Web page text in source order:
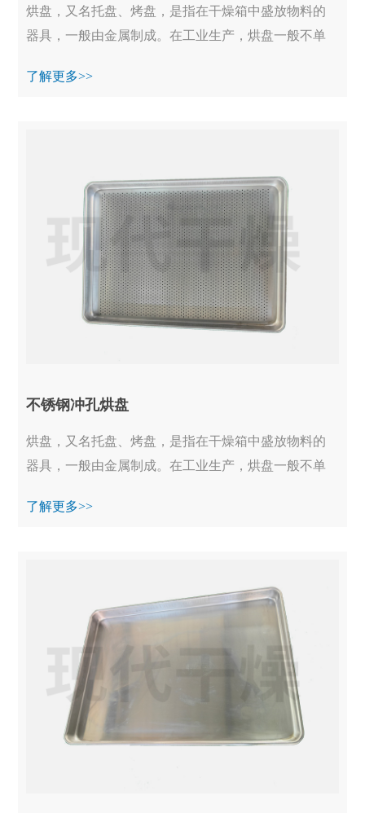
烘盘，又名托盘、烤盘，是指在干燥箱中盛放物料的
器具，一般由金属制成。在工业生产，烘盘一般不单
作...
了解更多>>
不锈钢冲孔烘盘
烘盘，又名托盘、烤盘，是指在干燥箱中盛放物料的
器具，一般由金属制成。在工业生产，烘盘一般不单
作...
了解更多>>